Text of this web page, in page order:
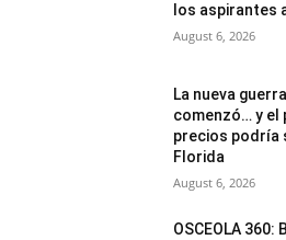
los aspirantes
August 6, 2026
La nueva
comenzó… y el
precios podría
Florida
August 6, 2026
OSCEOLA 360: